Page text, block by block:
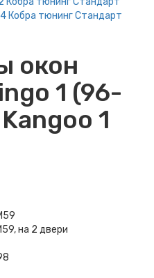
окон
1 (96-
1
на 2 двери